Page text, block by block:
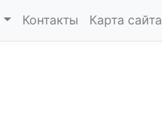
Контакты Карта сайта